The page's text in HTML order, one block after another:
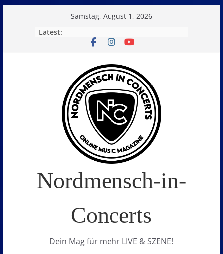
Samstag, August 1, 2026
Latest:
Nordmensch-in-
Concerts
Dein Mag für mehr LIVE & SZENE!